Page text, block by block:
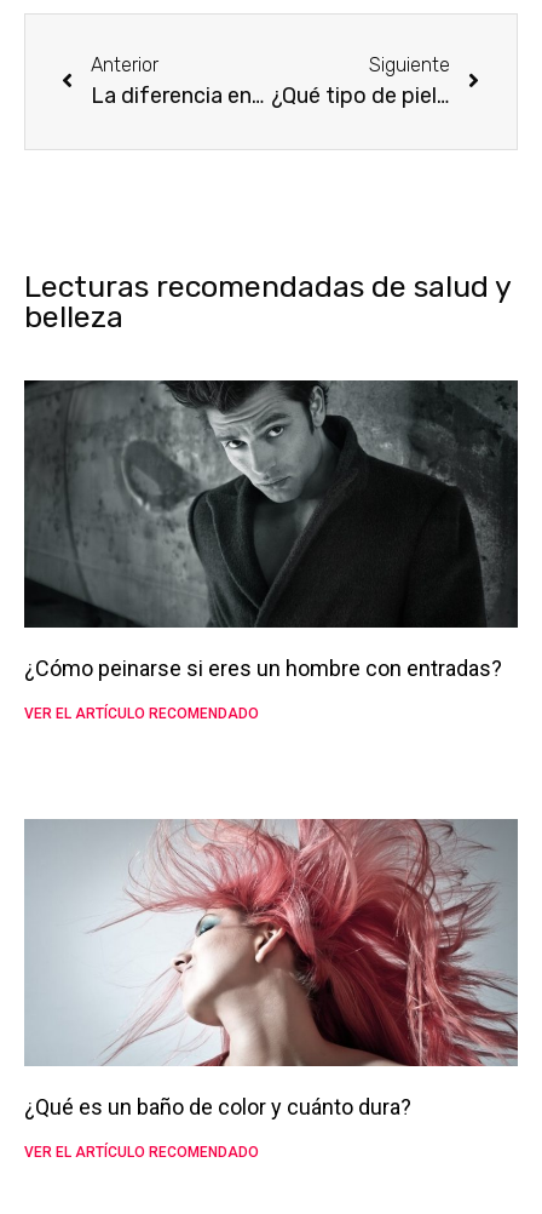
Anterior
La diferencia entre los tipos de perfume
Siguiente
¿Qué tipo de piel tienes?
Lecturas recomendadas de salud y
belleza
¿Cómo peinarse si eres un hombre con entradas?
VER EL ARTÍCULO RECOMENDADO
¿Qué es un baño de color y cuánto dura?
VER EL ARTÍCULO RECOMENDADO